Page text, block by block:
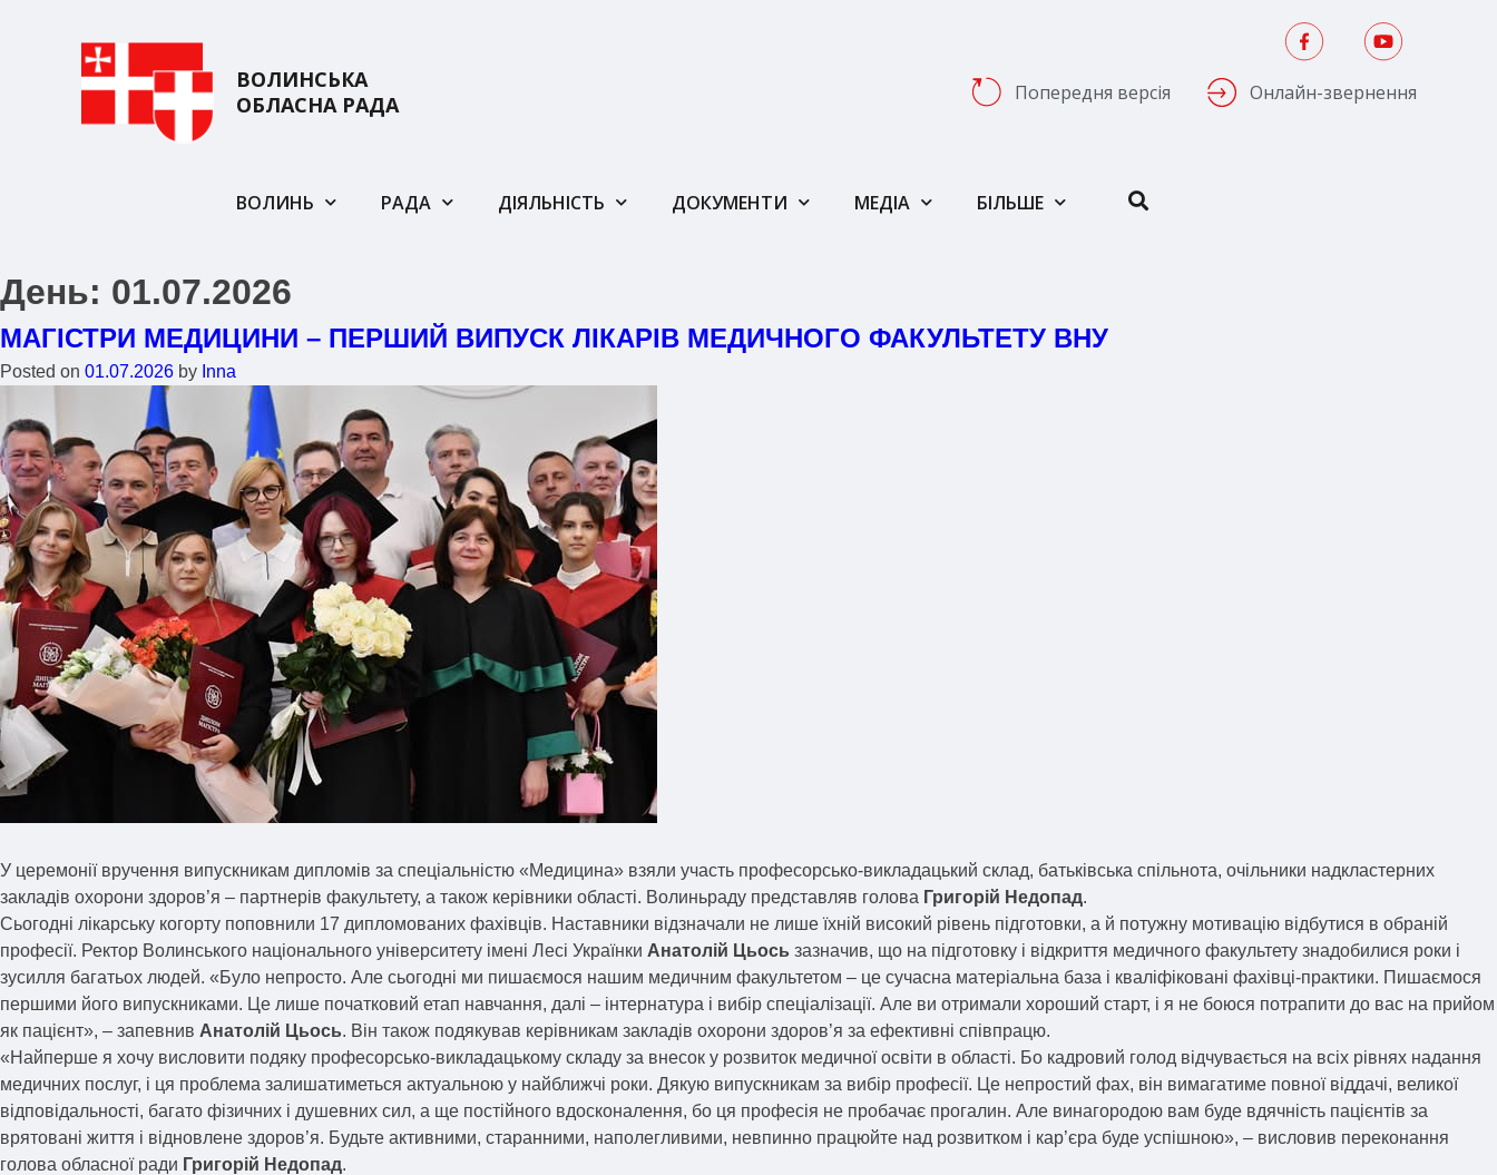
ВОЛИНСЬКА
ОБЛАСНА РАДА
Попередня версія Онлайн-звернення
ВОЛИНЬ РАДА ДІЯЛЬНІСТЬ ДОКУМЕНТИ МЕДІА БІЛЬШЕ
День: 01.07.2026
МАГІСТРИ МЕДИЦИНИ – ПЕРШИЙ ВИПУСК ЛІКАРІВ МЕДИЧНОГО ФАКУЛЬТЕТУ ВНУ
Posted on 01.07.2026 by Inna
У церемонії вручення випускникам дипломів за спеціальністю «Медицина» взяли участь професорсько-викладацький склад, батьківська спільнота, очільники надкластерних
закладів охорони здоров’я – партнерів факультету, а також керівники області. Волиньраду представляв голова Григорій Недопад.
Сьогодні лікарську когорту поповнили 17 дипломованих фахівців. Наставники відзначали не лише їхній високий рівень підготовки, а й потужну мотивацію відбутися в обраній
професії. Ректор Волинського національного університету імені Лесі Українки Анатолій Цьось зазначив, що на підготовку і відкриття медичного факультету знадобилися роки і
зусилля багатьох людей. «Було непросто. Але сьогодні ми пишаємося нашим медичним факультетом – це сучасна матеріальна база і кваліфіковані фахівці-практики. Пишаємося
першими його випускниками. Це лише початковий етап навчання, далі – інтернатура і вибір спеціалізації. Але ви отримали хороший старт, і я не боюся потрапити до вас на прийом
як пацієнт», – запевнив Анатолій Цьось. Він також подякував керівникам закладів охорони здоров’я за ефективні співпрацю.
«Найперше я хочу висловити подяку професорсько-викладацькому складу за внесок у розвиток медичної освіти в області. Бо кадровий голод відчувається на всіх рівнях надання
медичних послуг, і ця проблема залишатиметься актуальною у найближчі роки. Дякую випускникам за вибір професії. Це непростий фах, він вимагатиме повної віддачі, великої
відповідальності, багато фізичних і душевних сил, а ще постійного вдосконалення, бо ця професія не пробачає прогалин. Але винагородою вам буде вдячність пацієнтів за
врятовані життя і відновлене здоров’я. Будьте активними, старанними, наполегливими, невпинно працюйте над розвитком і кар’єра буде успішною», – висловив переконання
голова обласної ради Григорій Недопад.